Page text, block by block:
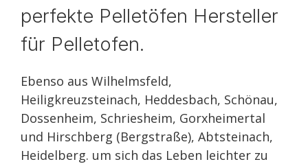
perfekte Pelletöfen Hersteller
für Pelletofen.
Ebenso aus Wilhelmsfeld,
Heiligkreuzsteinach, Heddesbach, Schönau,
Dossenheim, Schriesheim, Gorxheimertal
und Hirschberg (Bergstraße), Abtsteinach,
Heidelberg. um sich das Leben leichter zu